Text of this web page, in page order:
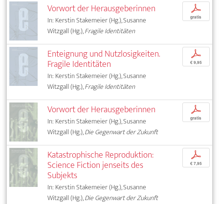
Vorwort der Herausgeberinnen
In: Kerstin Stakemeier (Hg.), Susanne
Witzgall (Hg.),Fragile Identitäten
p
gratis
Enteignung und Nutzlosigkeiten.
Fragile Identitäten
In: Kerstin Stakemeier (Hg.), Susanne
Witzgall (Hg.),Fragile Identitäten
p
€ 9,95
Vorwort der Herausgeberinnen
In: Kerstin Stakemeier (Hg.), Susanne
Witzgall (Hg.),Die Gegenwart der Zukunft
p
gratis
Katastrophische Reproduktion:
Science Fiction jenseits des
Subjekts
In: Kerstin Stakemeier (Hg.), Susanne
Witzgall (Hg.),Die Gegenwart der Zukunft
p
€ 7,95